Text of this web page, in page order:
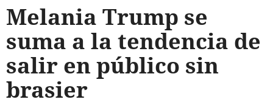
Melania Trump se
suma a la tendencia de
salir en público sin
brasier